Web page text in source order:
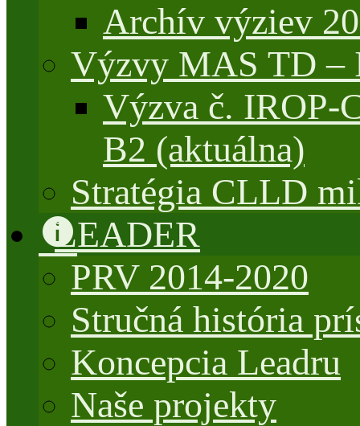
Archív výziev
Výzvy MAS TD –
Výzva č. IROP-
B2 (aktuálna)
Stratégia CLLD
LEADER
PRV 2014-2020
Stručná história
Koncepcia Leadru
Naše projekty